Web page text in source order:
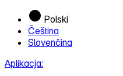
Polski
Čeština
Slovenčina
Aplikacja: